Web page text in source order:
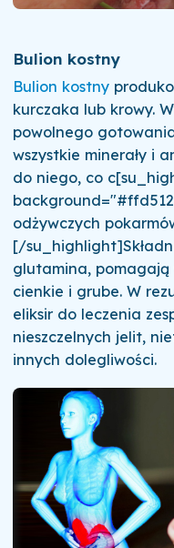
Bulion kostny
Bulion kostny
kurczaka lub krowy.
powolnego
wszystkie minerały i
do niego, co
odżywczych
[/
glutamina, pomagają
cienkie i grube. W
eliksir do leczenia
nieszczelnych jelit,
innych dolegliwości.